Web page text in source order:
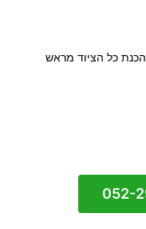
הכנת כל הציוד מראש